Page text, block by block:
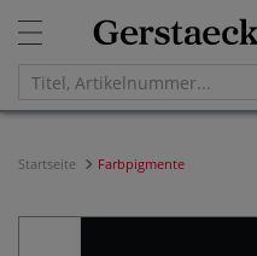
Startseite Farbpigmente